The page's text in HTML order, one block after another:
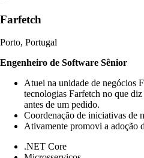
Farfetch
Porto, Portugal
Engenheiro de Software Sênior
Atuei na unidade de negócios
tecnologias Farfetch no que
antes de um pedido.
Coordenação de iniciativas de
Ativamente promovi a adoção
.NET Core